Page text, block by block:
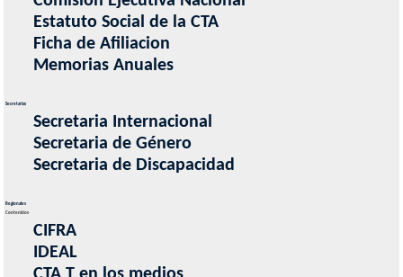
Estatuto Social de la CTA
Ficha de Afiliacion
Memorias Anuales
Secretarias
Secretaria Internacional
Secretaria de Género
Secretaria de Discapacidad
Regionales
Contenidos
CIFRA
IDEAL